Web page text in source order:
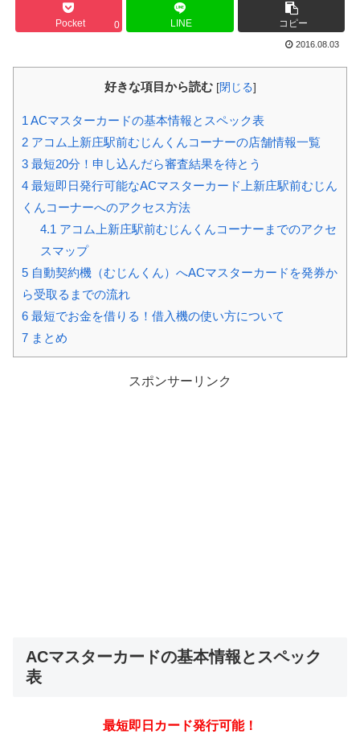
Pocket 0 LINE コピー
2016.08.03
好きな項目から読む [閉じる]
1 ACマスターカードの基本情報とスペック表
2 アコム上新庄駅前むじんくんコーナーの店舗情報一覧
3 最短20分！申し込んだら審査結果を待とう
4 最短即日発行可能なACマスターカード上新庄駅前むじん
くんコーナーへのアクセス方法
4.1 アコム上新庄駅前むじんくんコーナーまでのアクセ
スマップ
5 自動契約機（むじんくん）へACマスターカードを発券か
ら受取るまでの流れ
6 最短でお金を借りる！借入機の使い方について
7 まとめ
スポンサーリンク
ACマスターカードの基本情報とスペック
表
最短即日カード発行可能！